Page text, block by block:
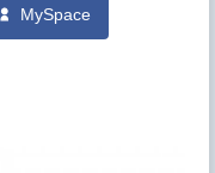
MySpace